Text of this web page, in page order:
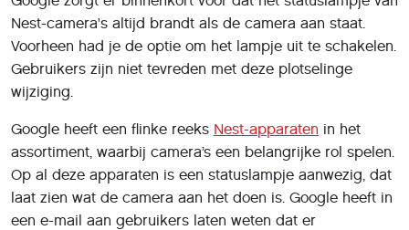
Nest-camera's altijd brandt als de camera aan staat.
Voorheen had je de optie om het lampje uit te schakelen.
Gebruikers zijn niet tevreden met deze plotselinge
wijziging.
Google heeft een flinke reeks Nest-apparaten in het
assortiment, waarbij camera’s een belangrijke rol spelen.
Op al deze apparaten is een statuslampje aanwezig, dat
laat zien wat de camera aan het doen is. Google heeft in
een e-mail aan gebruikers laten weten dat er